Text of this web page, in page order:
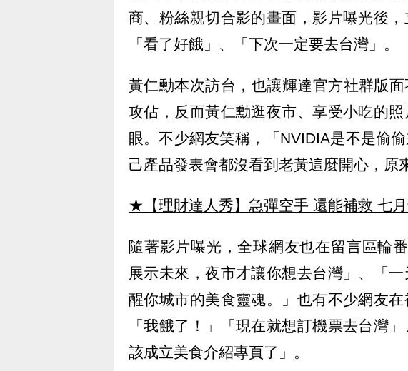
商、粉絲親切合影的畫面，影片曝光後，
「看了好餓」、「下次一定要去台灣」。
黃仁勳本次訪台，也讓輝達官方社群版
攻佔，反而黃仁勳逛夜市、享受小吃的
眼。不少網友笑稱，「NVIDIA是不是偷
己產品發表會都沒看到老黃這麼開心，原
★【理財達人秀】急彈空手 還能補救 七
隨著影片曝光，全球網友也在留言區輪
展示未來，夜市才讓你想去台灣」、「
醒你城市的美食靈魂。」也有不少網友在
「我餓了！」「現在就想訂機票去台灣
該成立美食介紹專頁了」。